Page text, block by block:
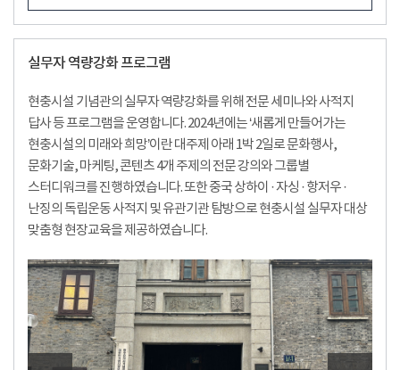
실무자 역량강화 프로그램
현충시설 기념관의 실무자 역량강화를 위해 전문 세미나와 사적지
답사 등 프로그램을 운영합니다. 2024년에는 ‘새롭게 만들어가는
현충시설의 미래와 희망’이란 대주제 아래 1박 2일로 문화행사,
문화기술, 마케팅, 콘텐츠 4개 주제의 전문 강의와 그룹별
스터디워크를 진행하였습니다. 또한 중국 상하이 · 자싱 · 항저우 ·
난징의 독립운동 사적지 및 유관기관 탐방으로 현충시설 실무자 대상
맞춤형 현장교육을 제공하였습니다.